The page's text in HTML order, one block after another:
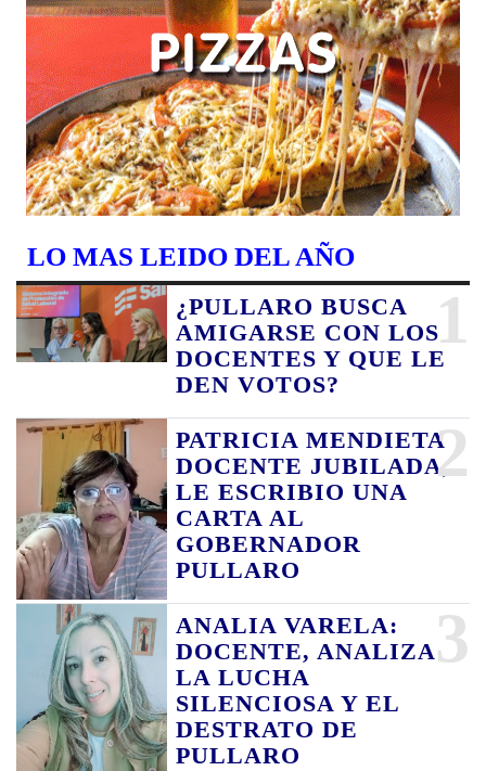
LO MAS LEIDO DEL AÑO
1
¿PULLARO BUSCA
AMIGARSE CON LOS
DOCENTES Y QUE LE
DEN VOTOS?
2
PATRICIA MENDIETA
DOCENTE JUBILADA,
LE ESCRIBIO UNA
CARTA AL
GOBERNADOR
PULLARO
3
ANALIA VARELA:
DOCENTE, ANALIZA
LA LUCHA
SILENCIOSA Y EL
DESTRATO DE
PULLARO